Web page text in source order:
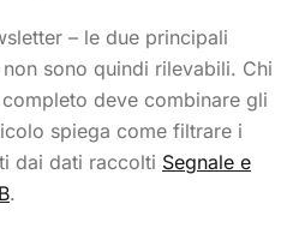
– le due principali
sono quindi rilevabili. Chi
deve combinare gli
spiega come filtrare i
dai dati raccolti Segnale e
.